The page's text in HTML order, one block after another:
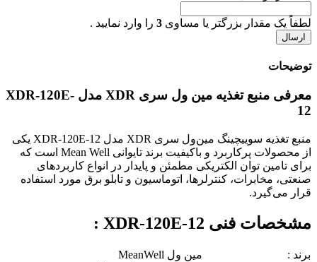
لطفاً یک مقدار بزرگتر یا مساوی 3 را وارد نمایید .
توضیحات
معرفی منبع تغذیه مین ول سری XDR مدل XDR-120E-
12
منبع تغذیه سوییچینگ مین‌ول سری XDR مدل XDR-120E-12 یکی
از محصولات پرکاربرد و باکیفیت برند تایوانی Mean Well است که
برای تامین توان الکتریکی مطمئن و پایدار در انواع کاربردهای
صنعتی، مخابرات، کنترلرها، اتوماسیون و تابلو برق مورد استفاده
قرار می‌گیرد.
مشخصات فنی XDR-120E-12 :
برند :
مین ول MeanWell